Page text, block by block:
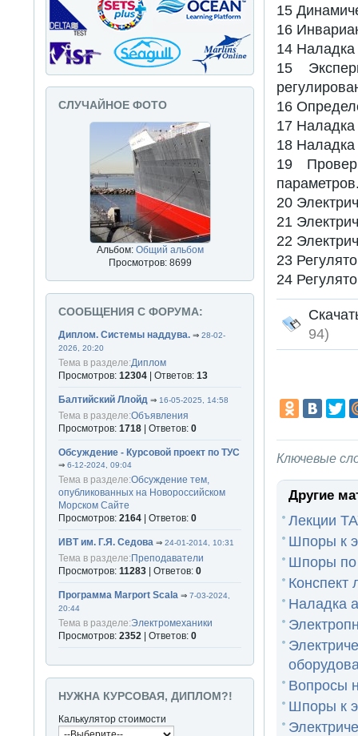
15
16
14
15
16
17
18
19
20
21
22
23
24
94)
Ключевые
Другие
Лекции
Шпоры к
Шпоры по
Конспект
Наладка
Вопросы
Шпоры к
СЛУЧАЙНОЕ ФОТО
Альбом: Общий альбом
Просмотров: 8699
СООБЩЕНИЯ С ФОРУМА:
Диплом. Системы наддува. ⇒28-02-
2026, 20:20
Тема в разделе:Диплом
Просмотров:12304 | Ответов:13
Балтийский Ллойд ⇒16-05-2025, 14:58
Тема в разделе:Объявления
Просмотров:1718 | Ответов:0
Обсуждение - Курсовой проект по ТУС
⇒6-12-2024, 09:04
Тема в разделе:Обсуждение тем,
опубликованных на Новороссийском
Морском Сайте
Просмотров:2164 | Ответов:0
ИВТ им. Г.Я. Седова ⇒24-01-2014, 10:31
Тема в разделе:Преподаватели
Просмотров:11283 | Ответов:0
Программа Marport Scala ⇒7-03-2024,
20:44
Тема в разделе:Электромеханики
Просмотров:2352 | Ответов:0
НУЖНА КУРСОВАЯ, ДИПЛОМ?!
Калькулятор стоимости